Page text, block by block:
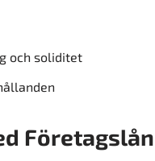
och soliditet